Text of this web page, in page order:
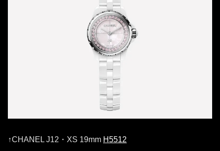
↑CHANEL J12・XS 19mm H5512